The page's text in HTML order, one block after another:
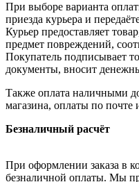
При выборе варианта
приезда курьера и
Курьер предоставляет
предмет повреждений,
Покупатель подписывает
документы, вносит
Также оплата наличными
магазина, оплаты по почте
Безналичный расчёт
При оформлении заказа в
безналичной оплаты. Мы